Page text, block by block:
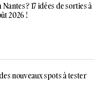
? 17 idées de sorties à
2026 !
nouveaux spots à tester